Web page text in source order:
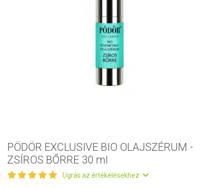
PÖDÖR EXCLUSIVE BIO OLAJSZÉRUM -
ZSÍROS BŐRRE 30 ml
Ugrás az értékelésekhez